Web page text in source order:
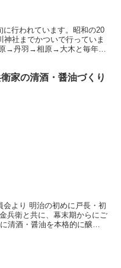
行われています。昭和の20
社までかついで行っていま
原→丹羽→相原→大木と毎年持
家の清酒・醤油づくり
より 明治の初めに戸長・初
兵衛と共に、幕末期からにご
清酒・醤油を本格的に醸造